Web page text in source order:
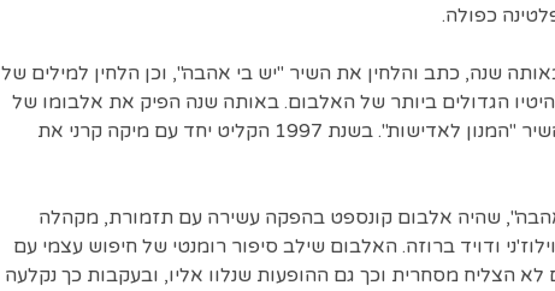
שנה, כתב והלחין את השיר "יש בי אהבה", וכן הלחין למילים של
הגדולים ביותר של האלבום. באותה שנה הפיק את אלבומו של
ערן צור "עיוור בלב ים", וכן כתב והלחין עבורו את השיר "המנון לאדישות". בשנת 1997 הקליט יחד עם מיקה קרני את
האהבה", שהיה אלבום קונספט בהפקה עשירה עם תזמורת, מקהלה
ודויד ברוזה. האלבום שילב סיפור רומנטי של חיפוש עצמי עם
הצליח מסחרית וכך גם ההופעות שנלוו אליו, ובעקבות כך נקלעה